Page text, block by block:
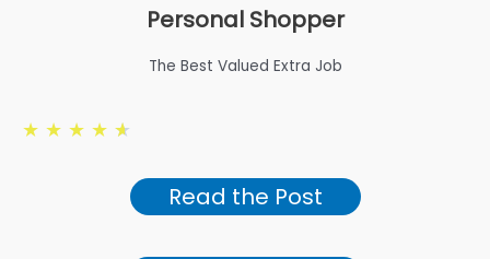
Personal Shopper
The Best Valued Extra Job
★ ★ ★ ★ ★
Read the Post